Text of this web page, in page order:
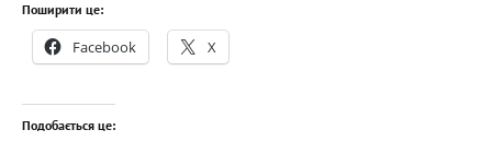
Поширити це:
Facebook X
Подобається це: